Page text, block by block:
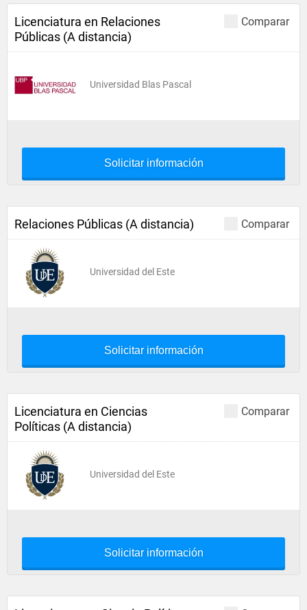
Comparar
Licenciatura en Relaciones
Públicas (A distancia)
Universidad Blas Pascal
Solicitar información
Comparar
Relaciones Públicas (A distancia)
Universidad del Este
Solicitar información
Comparar
Licenciatura en Ciencias
Políticas (A distancia)
Universidad del Este
Solicitar información